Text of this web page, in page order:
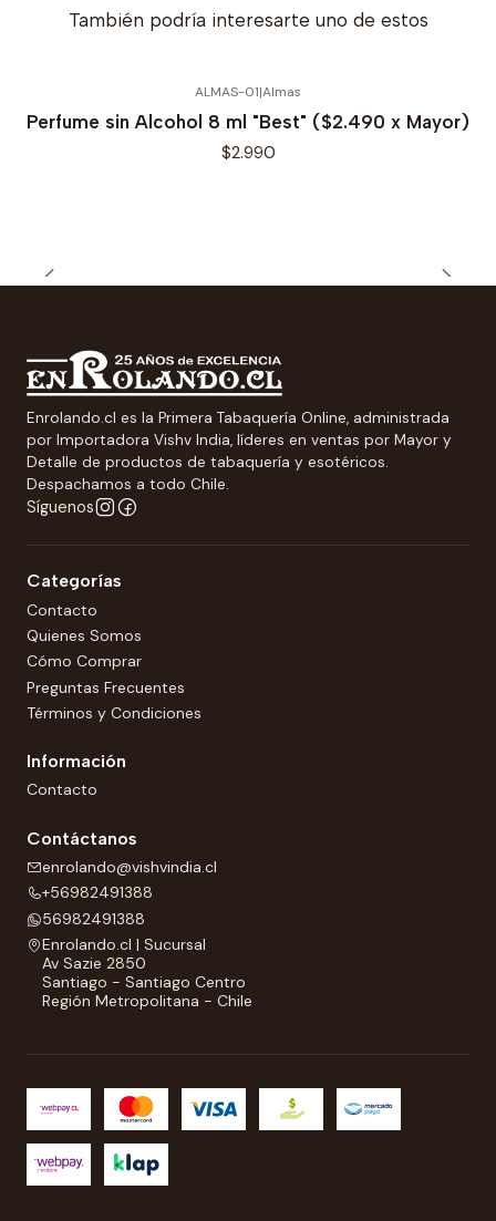
También podría interesarte uno de estos
ALMAS-01|Almas
Perfume sin Alcohol 8 ml "Best" ($2.490 x Mayor)
$2.990
Enrolando.cl es la Primera Tabaquería Online, administrada
por Importadora Vishv India, líderes en ventas por Mayor y
Detalle de productos de tabaquería y esotéricos.
Despachamos a todo Chile.
Síguenos
Categorías
Contacto
Quienes Somos
Cómo Comprar
Preguntas Frecuentes
Términos y Condiciones
Información
Contacto
Contáctanos
enrolando@vishvindia.cl
+56982491388
56982491388
Enrolando.cl | Sucursal
Av Sazie 2850
Santiago - Santiago Centro
Región Metropolitana - Chile